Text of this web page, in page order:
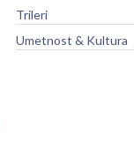
Trileri
Umetnost & Kultura